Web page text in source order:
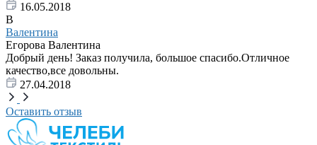
16.05.2018
В
Валентина
Егорова Валентина
Добрый день! Заказ получила, большое спасибо.Отличное
качество,все довольны.
27.04.2018
Оставить отзыв